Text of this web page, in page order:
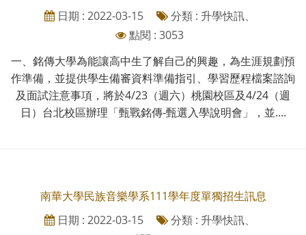
日期 : 2022-03-15
分類 : 升學快訊、
點閱 : 3053
一、銘傳大學為能讓高中生了解自己的興趣，為生涯規劃預
作準備，並提供學生備審資料準備指引、學習歷程檔案諮詢
及面試注意事項，將於4/23（週六）桃園校區及4/24（週
日）台北校區辦理「甄戰銘傳-甄選入學說明會」，並....
南華大學民族音樂學系111學年度單獨招生訊息
日期 : 2022-03-15
分類 : 升學快訊、